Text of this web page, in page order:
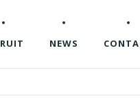
NEWS